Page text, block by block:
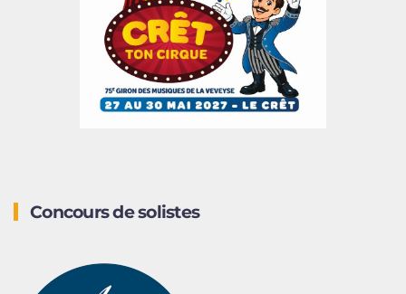
Concours de solistes